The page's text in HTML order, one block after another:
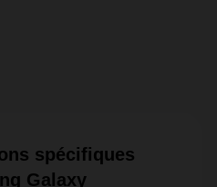
spécifiques
Galaxy